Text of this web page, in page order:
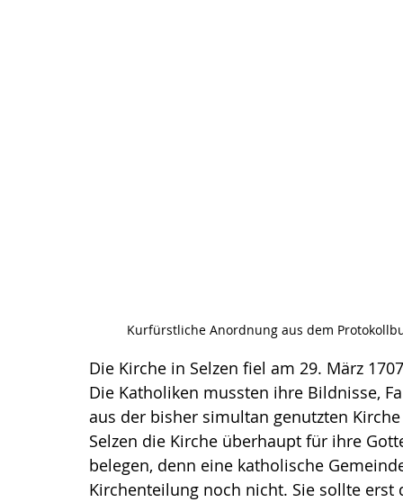
Kurfürstliche Anordnung aus dem
Die Kirche in Selzen fiel am 29. März
Die Katholiken mussten ihre Bildnisse,
aus der bisher simultan genutzten
Selzen die Kirche überhaupt für ihre
belegen, denn eine katholische
Kirchenteilung noch nicht. Sie sollte